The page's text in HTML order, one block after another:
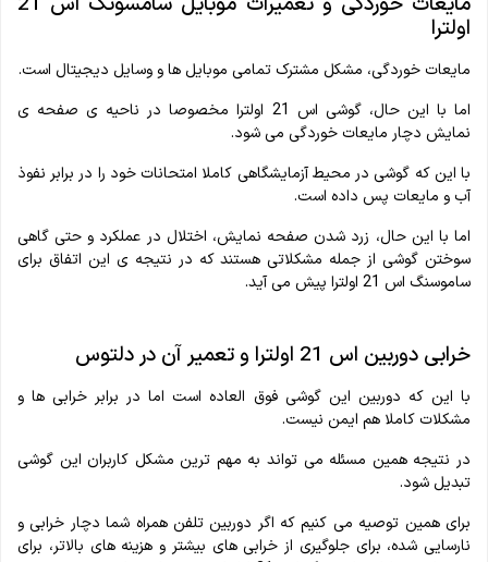
اولترا
مایعات خوردگی، مشکل مشترک تمامی موبایل ها و وسایل دیجیتال است.
اما با این حال، گوشی اس 21 اولترا مخصوصا در ناحیه ی صفحه ی
نمایش دچار مایعات خوردگی می شود.
با این که گوشی در محیط آزمایشگاهی کاملا امتحانات خود را در برابر نفوذ
آب و مایعات پس داده است.
اما با این حال، زرد شدن صفحه نمایش، اختلال در عملکرد و حتی گاهی
سوختن گوشی از جمله مشکلاتی هستند که در نتیجه ی این اتفاق برای
ساموسنگ اس 21 اولترا پیش می آید.
خرابی دوربین اس 21 اولترا و تعمیر آن در دلتوس
با این که دوربین این گوشی فوق العاده است اما در برابر خرابی ها و
مشکلات کاملا هم ایمن نیست.
در نتیجه همین مسئله می تواند به مهم ترین مشکل کاربران این گوشی
تبدیل شود.
برای همین توصیه می کنیم که اگر دوربین تلفن همراه شما دچار خرابی و
نارسایی شده، برای جلوگیری از خرابی های بیشتر و هزینه های بالاتر، برای